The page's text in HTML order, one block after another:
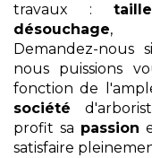
travaux : taille
désouchage,
Demandez-nous
nous puissions
fonction de
société
profit sa passion
satisfaire